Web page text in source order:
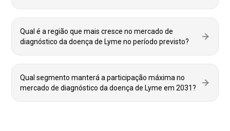
Qual é a região que mais cresce no mercado de
diagnóstico da doença de Lyme no período previsto?
Qual segmento manterá a participação máxima no
mercado de diagnóstico da doença de Lyme em 2031?